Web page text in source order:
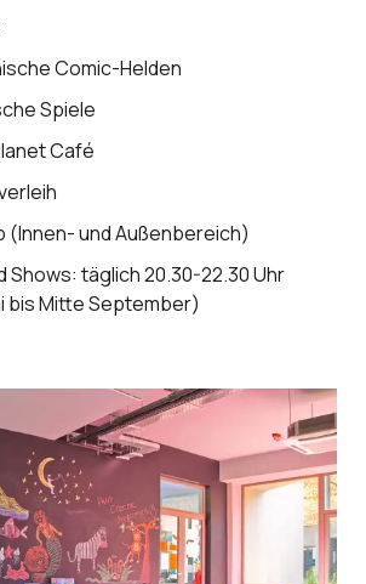
Comic-Helden
Spiele
Café
(Innen- und Außenbereich)
Shows: täglich 20.30-22.30 Uhr
bis Mitte September)